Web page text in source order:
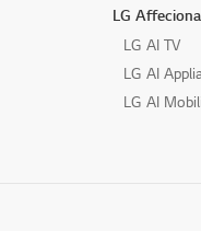
LG
LG AI TV
LG AI
LG AI